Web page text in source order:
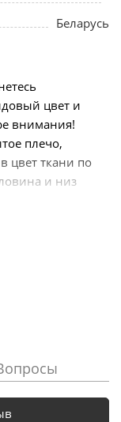
Беларусь
цвет и
внимания!
плечо,
цвет ткани по
и низ